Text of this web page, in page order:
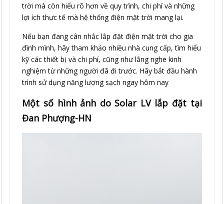
trời mà còn hiểu rõ hơn về quy trình, chi phí và những
lợi ích thực tế mà hệ thống điện mặt trời mang lại.
Nếu bạn đang cân nhắc lắp đặt điện mặt trời cho gia
đình mình, hãy tham khảo nhiều nhà cung cấp, tìm hiểu
kỹ các thiết bị và chi phí, cũng như lắng nghe kinh
nghiệm từ những người đã đi trước. Hãy bắt đầu hành
trình sử dụng năng lượng sạch ngay hôm nay
Một số hình ảnh do Solar LV lắp đặt tại
Đan Phượng-HN